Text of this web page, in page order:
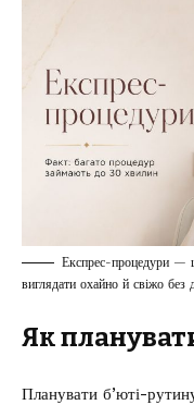
Експрес-процедури —
виглядати охайно й свіжо
Як
Планувати б’юті-